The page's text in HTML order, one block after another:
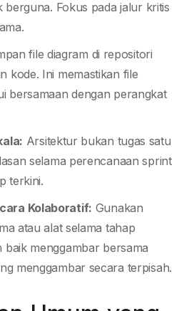
berguna. Fokus pada jalur kritis
file diagram di repositori
kode. Ini memastikan file
bersamaan dengan perangkat
Arsitektur bukan tugas satu
selama perencanaan sprint
terkini.
Kolaboratif: Gunakan
atau alat selama tahap
baik menggambar bersama
menggambar secara terpisah.